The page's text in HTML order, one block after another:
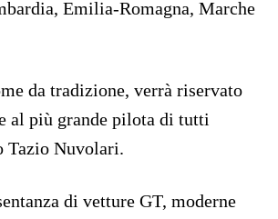
Emilia-Romagna, Marche
da tradizione, verrà riservato
al più grande pilota di tutti
Nuvolari.
di vetture GT, moderne